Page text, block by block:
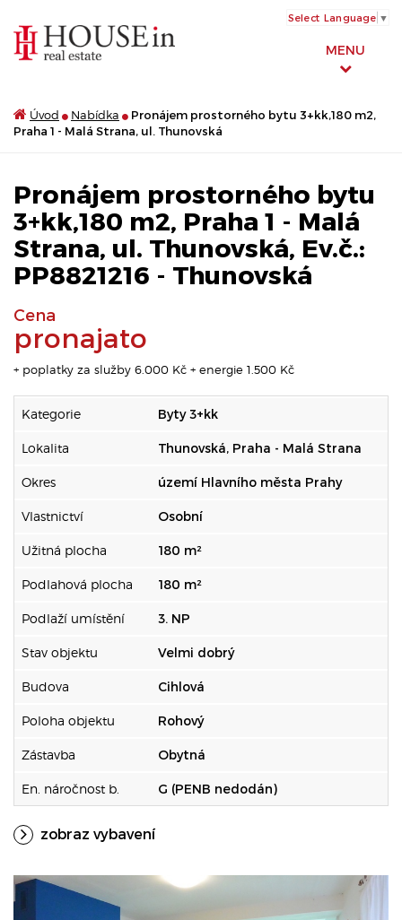
MENU
Select Language ▼
Úvod Nabídka
Pronájem prostorného bytu 3+kk,180 m2,
Praha 1 - Malá Strana, ul. Thunovská
Pronájem prostorného bytu
3+kk,180 m2, Praha 1 - Malá
Strana, ul. Thunovská, Ev.č.:
PP8821216 - Thunovská
Cena
pronajato
+ poplatky za služby 6.000 Kč + energie 1.500 Kč
Kategorie Byty 3+kk
Lokalita Thunovská, Praha - Malá Strana
Okres území Hlavního města Prahy
Vlastnictví Osobní
Užitná plocha 180 m²
Podlahová plocha 180 m²
Podlaží umístění 3. NP
Stav objektu Velmi dobrý
Budova Cihlová
Poloha objektu Rohový
Zástavba Obytná
En. náročnost b. G (PENB nedodán)
zobraz vybavení